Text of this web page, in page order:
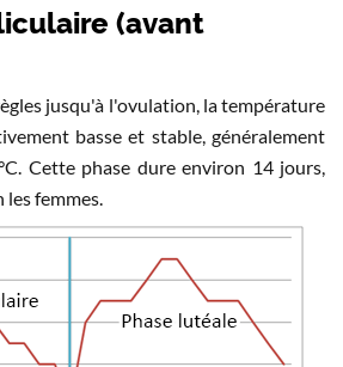
(avant
jusqu'à l'ovulation, la température
basse et stable, généralement
Cette phase dure environ 14 jours,
les femmes.